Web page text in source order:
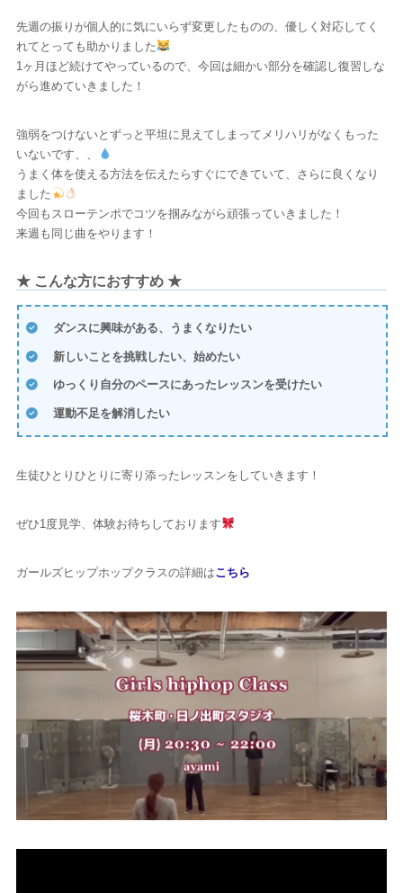
先週の振りが個人的に気にいらず変更したものの、優しく対応してく
れてとっても助かりました
1ヶ月ほど続けてやっているので、今回は細かい部分を確認し復習しな
がら進めていきました！
強弱をつけないとずっと平坦に見えてしまってメリハリがなくもった
いないです、、
うまく体を使える方法を伝えたらすぐにできていて、さらに良くなり
ました
今回もスローテンポでコツを掴みながら頑張っていきました！
来週も同じ曲をやります！
★ こんな方におすすめ ★
ダンスに興味がある、うまくなりたい
新しいことを挑戦したい、始めたい
ゆっくり自分のペースにあったレッスンを受けたい
運動不足を解消したい
生徒ひとりひとりに寄り添ったレッスンをしていきます！
ぜひ1度見学、体験お待ちしております
ガールズヒップホップクラスの詳細はこちら